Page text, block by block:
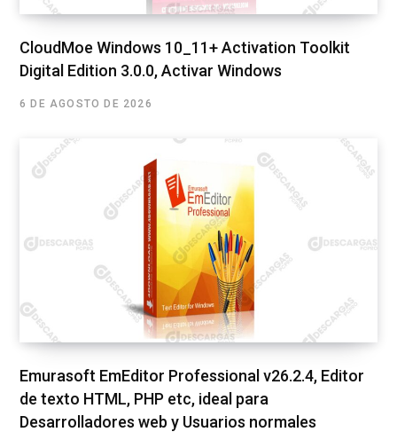
CloudMoe Windows 10_11+ Activation Toolkit
Digital Edition 3.0.0, Activar Windows
6 DE AGOSTO DE 2026
Emurasoft EmEditor Professional v26.2.4, Editor
de texto HTML, PHP etc, ideal para
Desarrolladores web y Usuarios normales